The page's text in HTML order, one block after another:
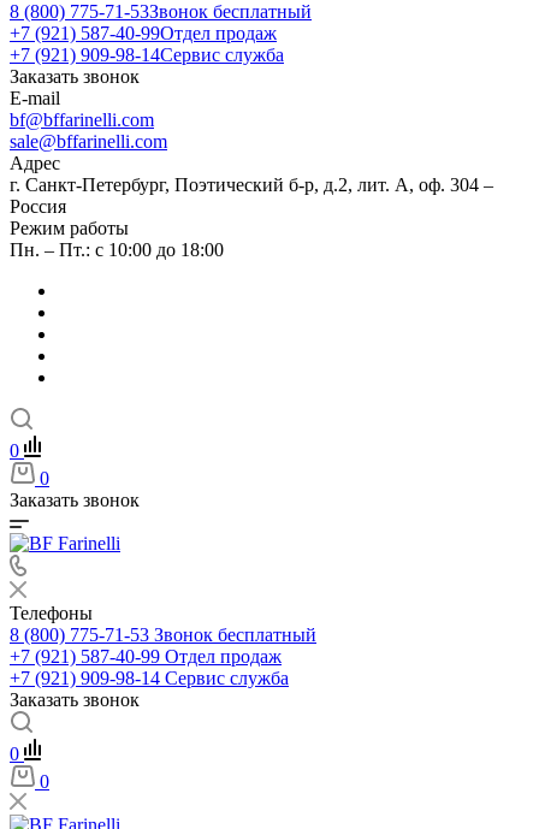
8 (800) 775-71-53Звонок бесплатный
+7 (921) 587-40-99Отдел продаж
+7 (921) 909-98-14Сервис служба
Заказать звонок
E-mail
bf@bffarinelli.com
sale@bffarinelli.com
Адрес
г. Санкт-Петербург, Поэтический б-р, д.2, лит. А, оф. 304 –
Россия
Режим работы
Пн. – Пт.: с 10:00 до 18:00
0
0
Заказать звонок
Телефоны
8 (800) 775-71-53 Звонок бесплатный
+7 (921) 587-40-99 Отдел продаж
+7 (921) 909-98-14 Сервис служба
Заказать звонок
0
0